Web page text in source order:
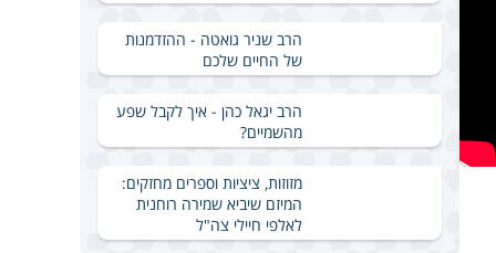
הרב שניר גואטה - ההזדמנות
של החיים שלכם
הרב יגאל כהן - איך לקבל שפע
מהשמיים?
מזוזות, ציציות וספרים מחזקים:
המיזם שיביא שמירה רוחנית
לאלפי חיילי צה"ל